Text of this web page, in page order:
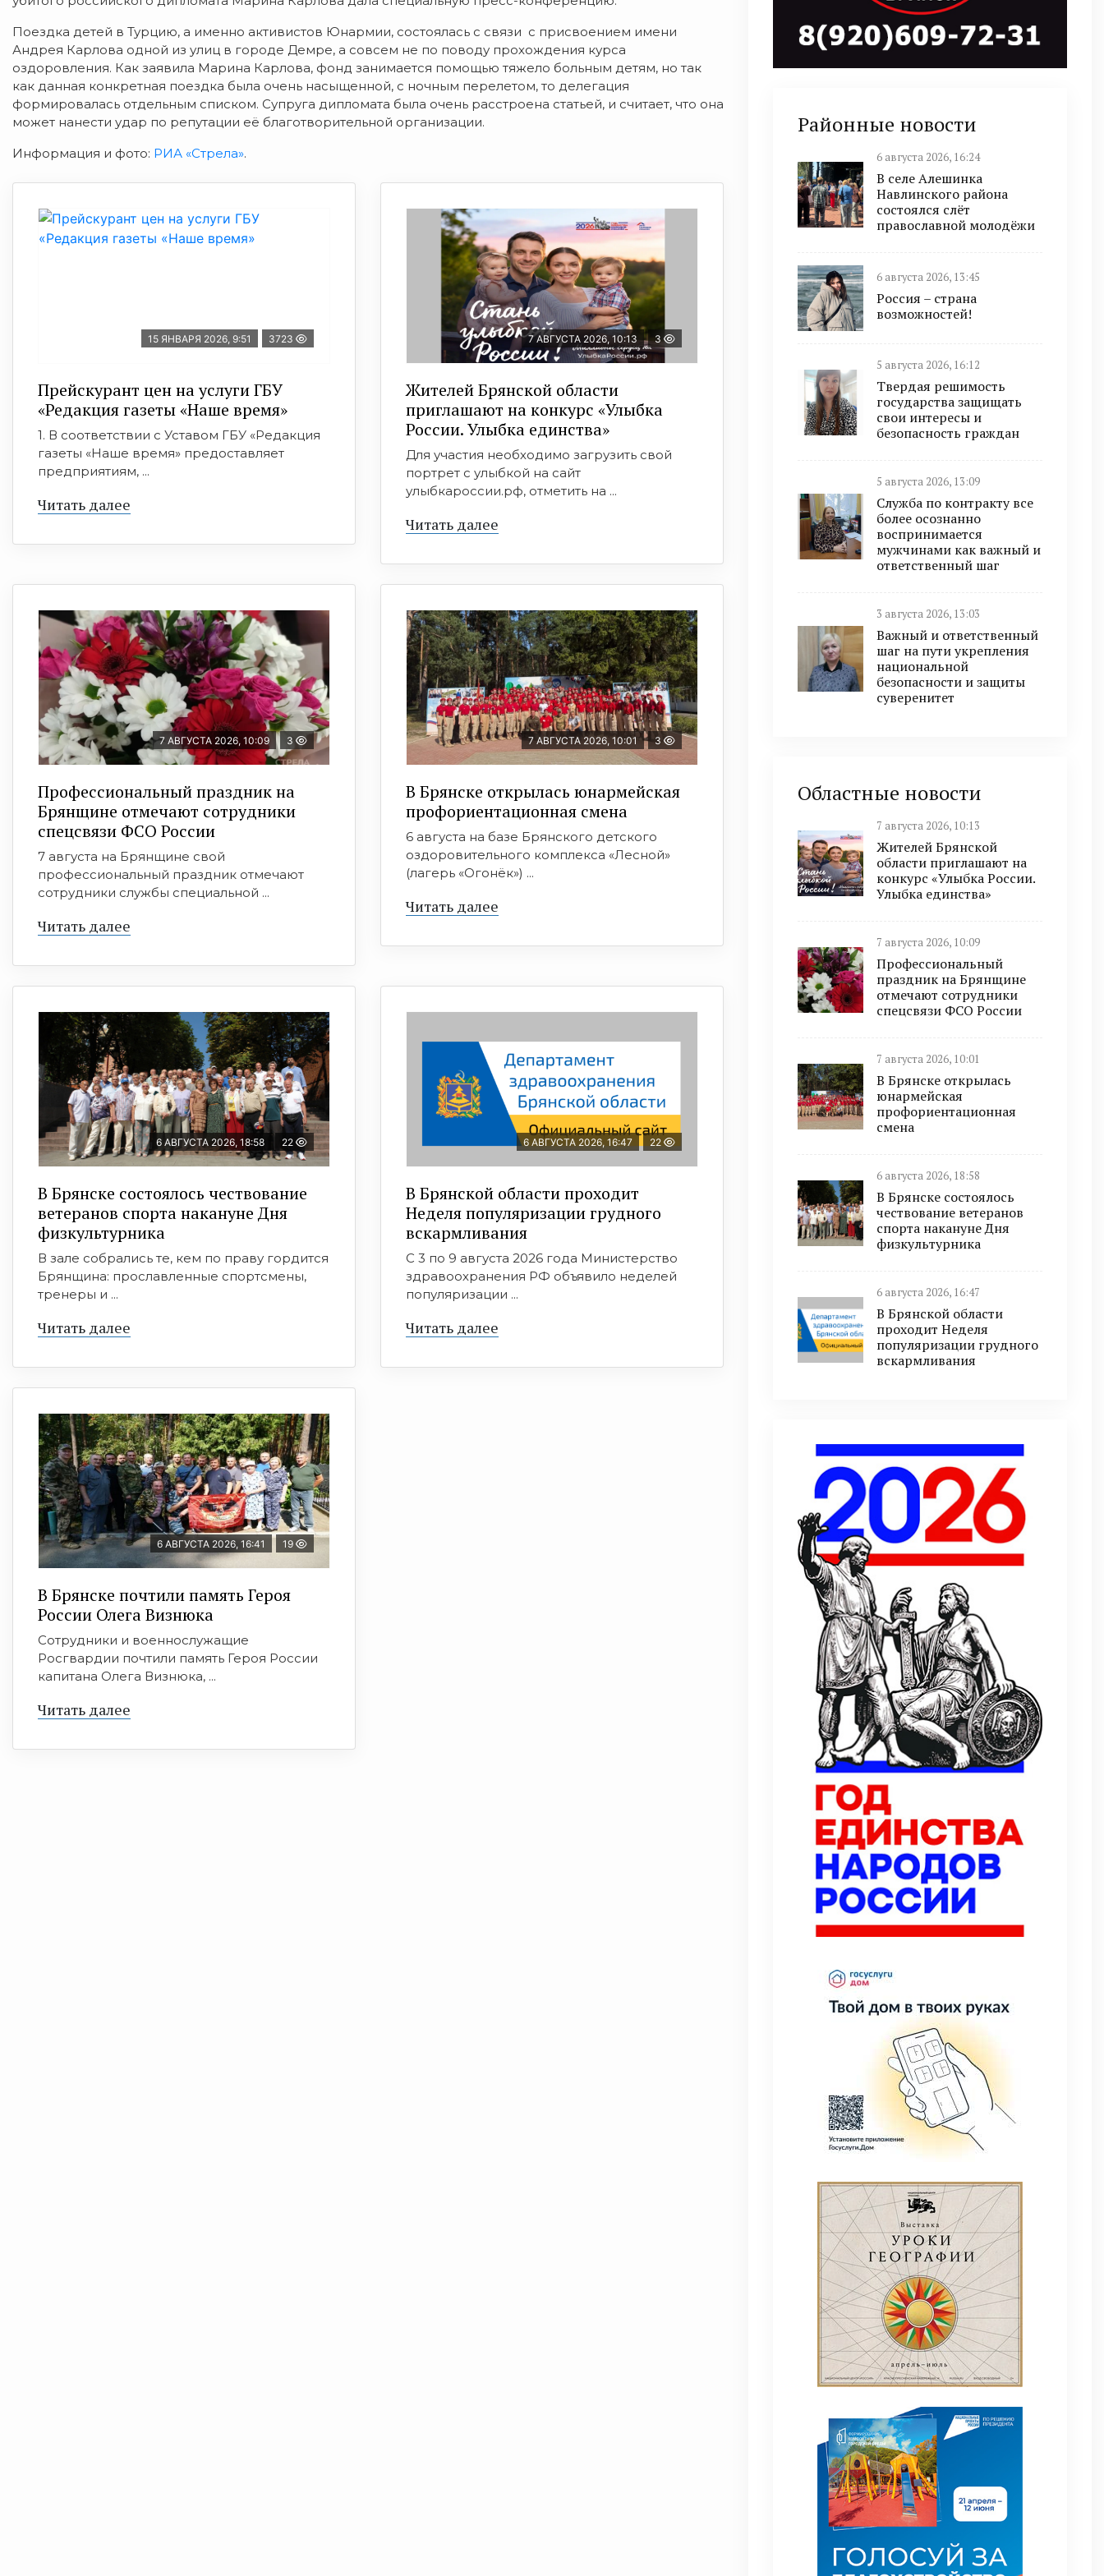
Поездка детей в Турцию, а именно активистов Юнармии, состоялась с связи с присвоением имени
Андрея Карлова одной из улиц в городе Демре, а совсем не по поводу прохождения курса
оздоровления. Как заявила Марина Карлова, фонд занимается помощью тяжело больным детям, но так
как данная конкретная поездка была очень насыщенной, с ночным перелетом, то делегация
формировалась отдельным списком. Супруга дипломата была очень расстроена статьей, и считает, что она
может нанести удар по репутации её благотворительной организации.
Информация и фото: РИА «Стрела».
15 ЯНВАРЯ 2026, 9:51 3723
Прейскурант цен на услуги ГБУ
«Редакция газеты «Наше время»
1. В соответствии с Уставом ГБУ «Редакция
газеты «Наше время» предоставляет
предприятиям, ...
Читать далее
7 АВГУСТА 2026, 10:13 3
Жителей Брянской области
приглашают на конкурс «Улыбка
России. Улыбка единства»
Для участия необходимо загрузить свой
портрет с улыбкой на сайт
улыбкароссии.рф, отметить на ...
Читать далее
7 АВГУСТА 2026, 10:09 3
Профессиональный праздник на
Брянщине отмечают сотрудники
спецсвязи ФСО России
7 августа на Брянщине свой
профессиональный праздник отмечают
сотрудники службы специальной ...
Читать далее
7 АВГУСТА 2026, 10:01 3
В Брянске открылась юнармейская
профориентационная смена
6 августа на базе Брянского детского
оздоровительного комплекса «Лесной»
(лагерь «Огонёк») ...
Читать далее
6 АВГУСТА 2026, 18:58 22
В Брянске состоялось чествование
ветеранов спорта накануне Дня
физкультурника
В зале собрались те, кем по праву гордится
Брянщина: прославленные спортсмены,
тренеры и ...
Читать далее
6 АВГУСТА 2026, 16:47 22
В Брянской области проходит
Неделя популяризации грудного
вскармливания
С 3 по 9 августа 2026 года Министерство
здравоохранения РФ объявило неделей
популяризации ...
Читать далее
6 АВГУСТА 2026, 16:41 19
В Брянске почтили память Героя
России Олега Визнюка
Сотрудники и военнослужащие
Росгвардии почтили память Героя России
капитана Олега Визнюка, ...
Читать далее
Районные новости
6 августа 2026, 16:24
В селе Алешинка
Навлинского района
состоялся слёт
православной молодёжи
6 августа 2026, 13:45
Россия – страна
возможностей!
5 августа 2026, 16:12
Твердая решимость
государства защищать
свои интересы и
безопасность граждан
5 августа 2026, 13:09
Служба по контракту все
более осознанно
воспринимается
мужчинами как важный и
ответственный шаг
3 августа 2026, 13:03
Важный и ответственный
шаг на пути укрепления
национальной
безопасности и защиты
суверенитет
Областные новости
7 августа 2026, 10:13
Жителей Брянской
области приглашают на
конкурс «Улыбка России.
Улыбка единства»
7 августа 2026, 10:09
Профессиональный
праздник на Брянщине
отмечают сотрудники
спецсвязи ФСО России
7 августа 2026, 10:01
В Брянске открылась
юнармейская
профориентационная
смена
6 августа 2026, 18:58
В Брянске состоялось
чествование ветеранов
спорта накануне Дня
физкультурника
6 августа 2026, 16:47
В Брянской области
проходит Неделя
популяризации грудного
вскармливания